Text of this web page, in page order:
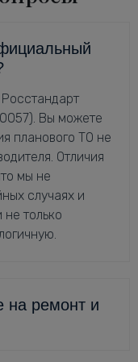
Вы можете
планового ТО не
Отличия
мы не
случаях и
только
на ремонт и